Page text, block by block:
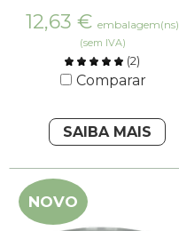
12,63 € embalagem(ns)
(sem IVA)
(2)
Comparar
SAIBA MAIS
NOVO